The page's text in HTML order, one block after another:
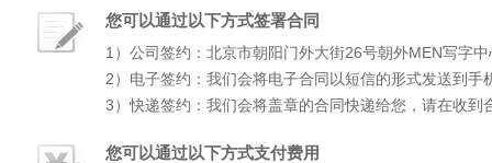
您可以通过以下方式签署合同
1）公司签约：北京市朝阳门外大街26号朝外MEN写字
2）电子签约：我们会将电子合同以短信的形式发送到
3）快递签约：我们会将盖章的合同快递给您，请在收
您可以通过以下方式支付费用